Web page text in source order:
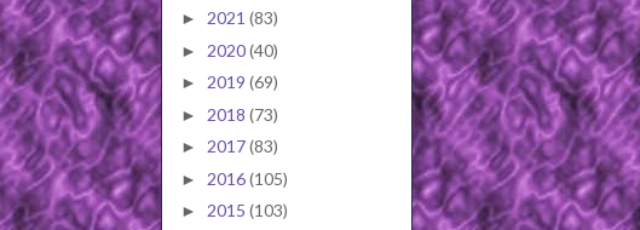
► 2021 (83)
► 2020(40)
► 2019 (69)
► 2018 (73)
► 2017(83)
► 2016(105)
► 2015 (103)